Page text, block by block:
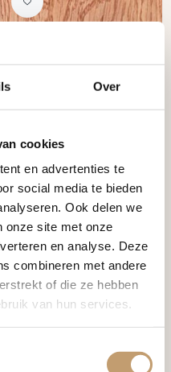
Over
cookies
en advertenties te
social media te bieden
Ook delen we
onze site met onze
en analyse. Deze
combineren met andere
of die ze hebben
van hun services.
Op voorraad
Houtolie
Douglas
Normale prijs:
Vanaf
€27,
Bekijk product